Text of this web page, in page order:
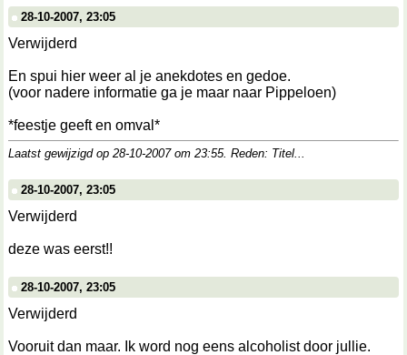
28-10-2007, 23:05
Verwijderd
En spui hier weer al je anekdotes en gedoe.
(voor nadere informatie ga je maar naar Pippeloen)
*feestje geeft en omval*
Laatst gewijzigd op 28-10-2007 om 23:55. Reden: Titel...
28-10-2007, 23:05
Verwijderd
deze was eerst!!
28-10-2007, 23:05
Verwijderd
Vooruit dan maar. Ik word nog eens alcoholist door jullie.